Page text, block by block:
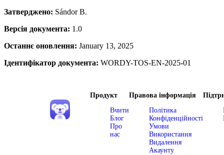
Затверджено: Sándor B.
Версія документа: 1.0
Останнє оновлення: January 13, 2025
Ідентифікатор документа: WORDY-TOS-EN-2025-01
Продукт
Вчити
Блог
Про
нас
Правова інформація
Політика
Конфіденційності
Умови
Використання
Видалення
Акаунту